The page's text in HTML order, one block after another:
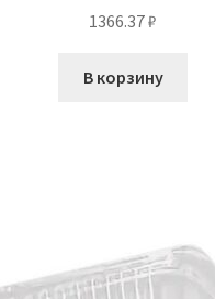
1366.37₽
В корзину